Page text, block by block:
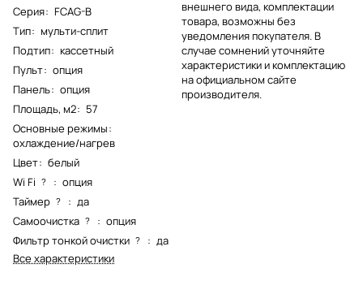
Серия: FCAG-B
Тип: мульти-сплит
Подтип: кассетный
Пульт: опция
Панель: опция
Площадь, м2: 57
Основные режимы:
охлаждение/нагрев
Цвет: белый
Wi Fi ? : опция
Таймер ? : да
Самоочистка ? : опция
Фильтр тонкой очистки ? : да
Все характеристики
внешнего вида, комплектации
товара, возможны без
уведомления покупателя. В
случае сомнений уточняйте
характеристики и комплектацию
на официальном сайте
производителя.